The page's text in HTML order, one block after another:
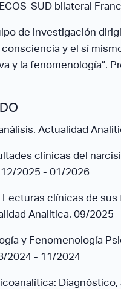
SUD bilateral
de investigación
y el sí
y la fenomenología”.
Actualidad
clínicas del
2025 - 01/2026
clínicas de
Analitica. 09/2025
y Fenomenología
2024 - 11/2024